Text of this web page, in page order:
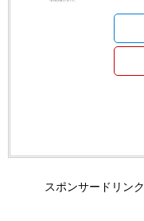
スポンサードリンク